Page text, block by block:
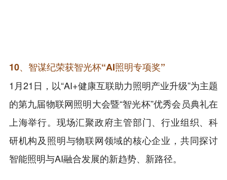
10、智谋纪荣获智光杯“AI照明专项奖”
1月21日，以“AI+健康互联助力照明产业升级”为主题
的第九届物联网照明大会暨“智光杯”优秀会员典礼在
上海举行。现场汇聚政府主管部门、行业组织、科
研机构及照明与物联网领域的核心企业，共同探讨
智能照明与AI融合发展的新趋势、新路径。